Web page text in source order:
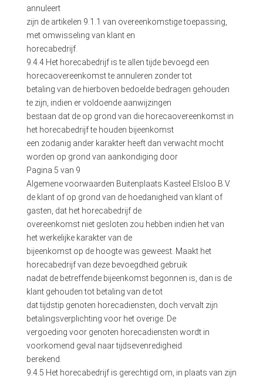
annuleert
zijn de artikelen 9.1.1 van overeenkomstige toepassing,
met omwisseling van klant en
horecabedrijf.
9.4.4 Het horecabedrijf is te allen tijde bevoegd een
horecaovereenkomst te annuleren zonder tot
betaling van de hierboven bedoelde bedragen gehouden
te zijn, indien er voldoende aanwijzingen
bestaan dat de op grond van die horecaovereenkomst in
het horecabedrijf te houden bijeenkomst
een zodanig ander karakter heeft dan verwacht mocht
worden op grond van aankondiging door
Pagina 5 van 9
Algemene voorwaarden Buitenplaats Kasteel Elsloo B.V.
de klant of op grond van de hoedanigheid van klant of
gasten, dat het horecabedrijf de
overeenkomst niet gesloten zou hebben indien het van
het werkelijke karakter van de
bijeenkomst op de hoogte was geweest. Maakt het
horecabedrijf van deze bevoegdheid gebruik
nadat de betreffende bijeenkomst begonnen is, dan is de
klant gehouden tot betaling van de tot
dat tijdstip genoten horecadiensten, doch vervalt zijn
betalingsverplichting voor het overige. De
vergoeding voor genoten horecadiensten wordt in
voorkomend geval naar tijdsevenredigheid
berekend.
9.4.5 Het horecabedrijf is gerechtigd om, in plaats van zijn